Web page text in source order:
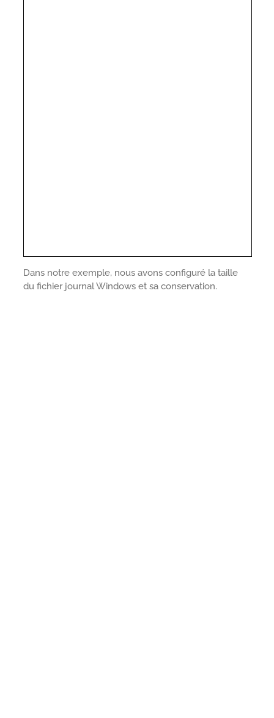
Dans notre exemple, nous avons configuré la taille
du fichier journal Windows et sa conservation.